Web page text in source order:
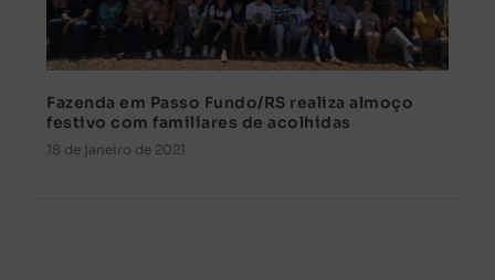
Fazenda em Passo Fundo/RS realiza almoço
festivo com familiares de acolhidas
18 de janeiro de 2021